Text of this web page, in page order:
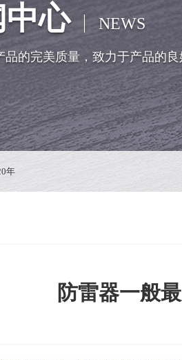
心 NEWS
品的完美质量，致力于产品的
年
防雷器一般